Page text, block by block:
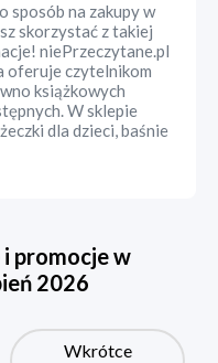
sposób na zakupy w
skorzystać z takiej
niePrzeczytane.pl
oferuje czytelnikom
książkowych
W sklepie
dla dzieci, baśnie
promocje w
2026
Wkrótce